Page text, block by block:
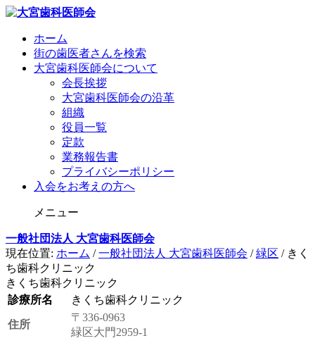
ホーム
街の歯医者さんを検索
大宮歯科医師会について
会長挨拶
大宮歯科医師会の沿革
組織
役員一覧
定款
業務報告書
プライバシーポリシー
入会をお考えの方へ
メニュー
一般社団法人 大宮歯科医師会
現在位置: ホーム / 一般社団法人 大宮歯科医師会 / 緑区 / きく
ち歯科クリニック
きくち歯科クリニック
診療所名
きくち歯科クリニック
住所
〒336-0963
緑区大門2959-1